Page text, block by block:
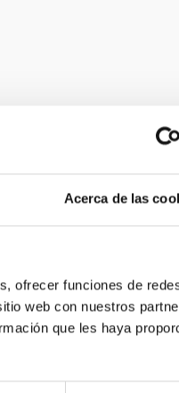
Acerca de las
ofrecer funciones de
web con nuestros
que les haya